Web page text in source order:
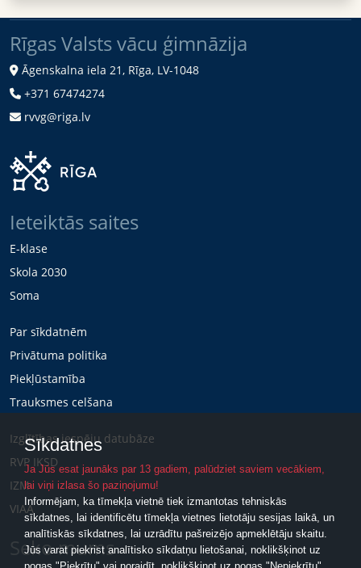
Rīgas Valsts vācu ģimnāzija
Āgenskalna iela 21, Rīga, LV-1048
+371 67474274
rvvg@riga.lv
Ieteiktās saites
E-klase
Skola 2030
Soma
Par sīkdatnēm
Privātuma politika
Piekļūstamība
Trauksmes celšana
Izglītības iespēju datubāze
RVP IKSD
IZM
VIAA
Seko mums
Sīkdatnes
Ja Jūs esat jaunāks par 13 gadiem, palūdziet saviem vecākiem,
lai viņi izlasa šo paziņojumu!
Informējam, ka tīmekļa vietnē tiek izmantotas tehniskās
sīkdatnes, lai identificētu tīmekļa vietnes lietotāju sesijas laikā, un
analītiskās sīkdatnes, lai uzrādītu pašreizējo apmeklētāju skaitu.
Jūs varat piekrist analītisko sīkdatņu lietošanai, noklikšķinot uz